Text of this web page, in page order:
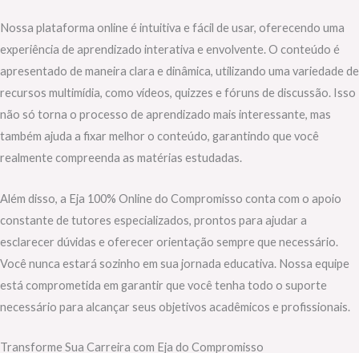
Nossa plataforma online é intuitiva e fácil de usar, oferecendo uma
experiência de aprendizado interativa e envolvente. O conteúdo é
apresentado de maneira clara e dinâmica, utilizando uma variedade de
recursos multimídia, como vídeos, quizzes e fóruns de discussão. Isso
não só torna o processo de aprendizado mais interessante, mas
também ajuda a fixar melhor o conteúdo, garantindo que você
realmente compreenda as matérias estudadas.
Além disso, a Eja 100% Online do Compromisso conta com o apoio
constante de tutores especializados, prontos para ajudar a
esclarecer dúvidas e oferecer orientação sempre que necessário.
Você nunca estará sozinho em sua jornada educativa. Nossa equipe
está comprometida em garantir que você tenha todo o suporte
necessário para alcançar seus objetivos acadêmicos e profissionais.
Transforme Sua Carreira com Eja do Compromisso